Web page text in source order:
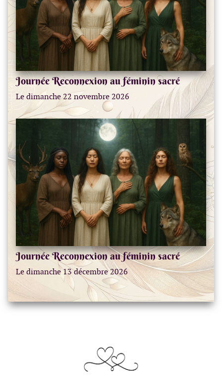
Journée Reconnexion au féminin sacré
Le dimanche 22 novembre 2026
Journée Reconnexion au féminin sacré
Le dimanche 13 décembre 2026